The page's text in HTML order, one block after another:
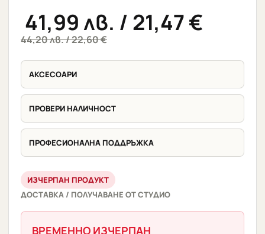
44,20лв./ 22,60 €
41,99лв. / 21,47 €
АКСЕСОАРИ
ПРОВЕРИ НАЛИЧНОСТ
ПРОФЕСИОНАЛНА ПОДДРЪЖКА
ИЗЧЕРПАН ПРОДУКТ
ДОСТАВКА / ПОЛУЧАВАНЕ ОТ СТУДИО
ВРЕМЕННО ИЗЧЕРПАН